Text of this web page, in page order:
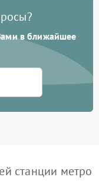
в ближайшее
станции метро